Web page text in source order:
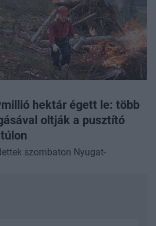
hektár égett le: több
oltják a pusztító
szombaton Nyugat-